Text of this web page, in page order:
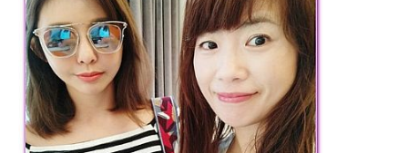
FANG
團、
主
題
旅
遊、
達
人